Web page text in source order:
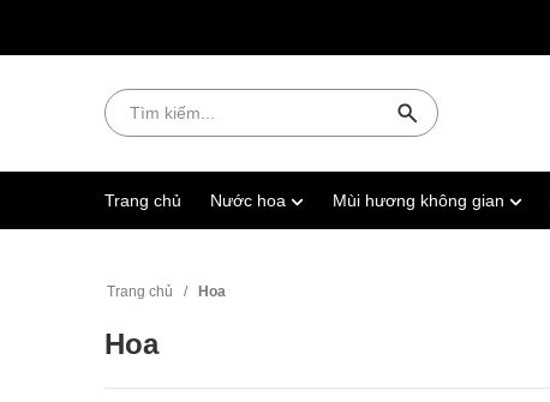
Trang chủ Nước hoa Mùi hương không gian
Trang chủ / Hoa
Hoa